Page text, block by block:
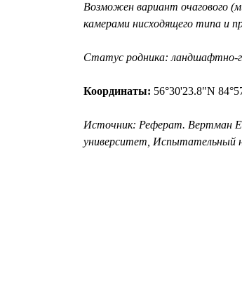
Возможен вариант очагового
камерами нисходящего типа и
Статус родника: ландшафтно-
Координаты: 56°30'23.8"N
Источник: Реферат. Вертман
университет, Испытательный